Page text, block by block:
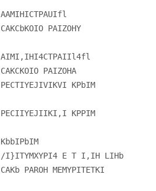
AAMIHICTPAUIfl
CAKCbKOIO PAIZOHY
AIMI,IHI4CTPAIIl4fl
CAKCKOIO PAIZOHA
PECTIYEJIVIKVI KPbIM
PECIIYEJIIKI,I KPPIM
KbbIPbIM
/I}ITYMXYPI4 E T I,IH LIHb
CAKb PAROH MEMYPITETKI